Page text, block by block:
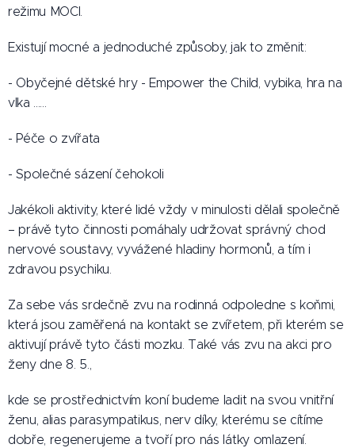
režimu MOCI.
Existují mocné a jednoduché způsoby, jak to změnit:
- Obyčejné dětské hry - Empower the Child, vybika, hra na
vlka ......
- Péče o zvířata
- Společné sázení čehokoli
Jakékoli aktivity, které lidé vždy v minulosti dělali společně
– právě tyto činnosti pomáhaly udržovat správný chod
nervové soustavy, vyvážené hladiny hormonů, a tím i
zdravou psychiku.
Za sebe vás srdečně zvu na rodinná odpoledne s koňmi,
která jsou zaměřená na kontakt se zvířetem, při kterém se
aktivují právě tyto části mozku. Také vás zvu na akci pro
ženy dne 8. 5.,
kde se prostřednictvím koní budeme ladit na svou vnitřní
ženu, alias parasympatikus, nerv díky, kterému se cítíme
dobře, regenerujeme a tvoří pro nás látky omlazení.